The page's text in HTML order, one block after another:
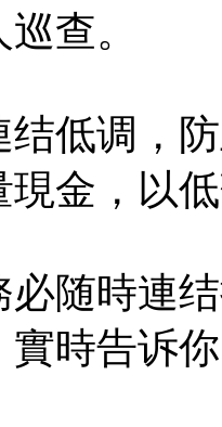
查。
结低调，
現金，以
必随時連
實時告诉